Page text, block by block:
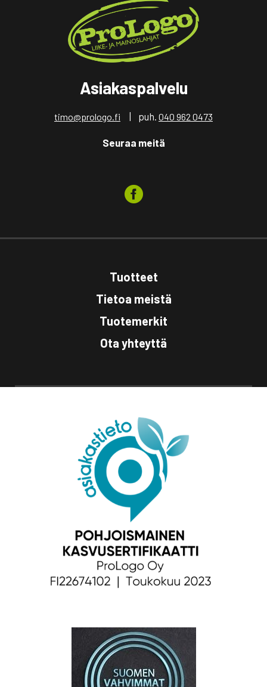
Asiakaspalvelu
timo@prologo.fi | puh. 040 962 0473
Seuraa meitä
Tuotteet
Tietoa meistä
Tuotemerkit
Ota yhteyttä